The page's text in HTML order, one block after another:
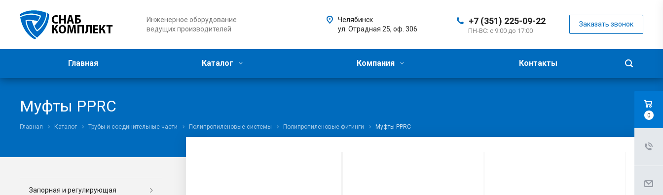
Инженерное оборудование
ведущих производителей
+7 (351) 225-09-22
ПН-ВС: с 9:00 до 17:00
Заказать звонок
Челябинск
ул. Отрадная 25, оф. 306
Главная Каталог Компания Контакты
Муфты PPRC
Главная Каталог Трубы и соединительные части Полипропиленовые системы Полипропиленовые фитинги Муфты PPRC
Запорная и регулирующая
0